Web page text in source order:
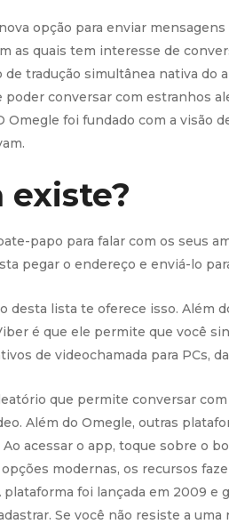
opção para enviar
as quais tem interesse de
tradução simultânea nativa do
conversar com estranhos
foi fundado com a visão
existe?
papo para falar com os seus
pegar o endereço e enviá-lo
desta lista te oferece isso. Além
é que ele permite que você
de videochamada para PCs,
que permite conversar
Além do Omegle, outras
acessar o app, toque sobre o
modernas, os recursos
foi lançada em 2009
Se você não resiste a